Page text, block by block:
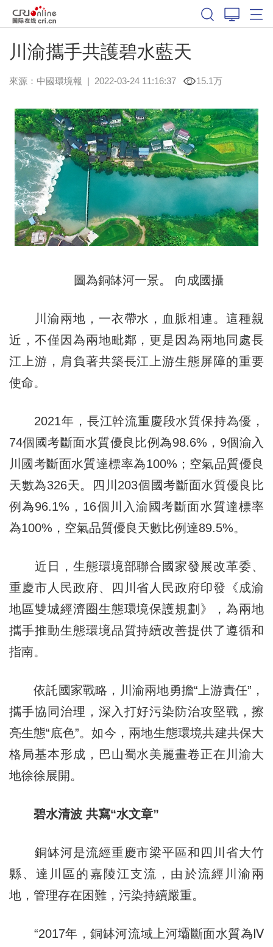
川渝攜手共護碧水藍天
來源： 中國環境報 | 2022-03-24 11:16:37 15.1万
圖為銅缽河一景。 向成國攝
川渝兩地，一衣帶水，血脈相連。這種親
近，不僅因為兩地毗鄰，更是因為兩地同處長
江上游，肩負著共築長江上游生態屏障的重要
使命。
2021年，長江幹流重慶段水質保持為優，
74個國考斷面水質優良比例為98.6%，9個渝入
川國考斷面水質達標率為100%；空氣品質優良
天數為326天。四川203個國考斷面水質優良比
例為96.1%，16個川入渝國考斷面水質達標率
為100%，空氣品質優良天數比例達89.5%。
近日，生態環境部聯合國家發展改革委、
重慶市人民政府、四川省人民政府印發《成渝
地區雙城經濟圈生態環境保護規劃》，為兩地
攜手推動生態環境品質持續改善提供了遵循和
指南。
依託國家戰略，川渝兩地勇擔“上游責任”，
攜手協同治理，深入打好污染防治攻堅戰，擦
亮生態“底色”。如今，兩地生態環境共建共保大
格局基本形成，巴山蜀水美麗畫卷正在川渝大
地徐徐展開。
碧水清波 共寫“水文章”
銅缽河是流經重慶市梁平區和四川省大竹
縣、達川區的嘉陵江支流，由於流經川渝兩
地，管理存在困難，污染持續嚴重。
“2017年，銅缽河流域上河壩斷面水質為Ⅳ